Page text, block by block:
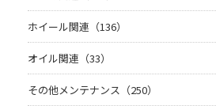
ホイール関連（136）
オイル関連（33）
その他メンテナンス（250）